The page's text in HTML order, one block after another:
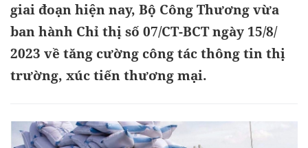
giai đoạn hiện nay, Bộ Công Thương vừa
ban hành Chỉ thị số 07/CT-BCT ngày 15/8/
2023 về tăng cường công tác thông tin thị
trường, xúc tiến thương mại.